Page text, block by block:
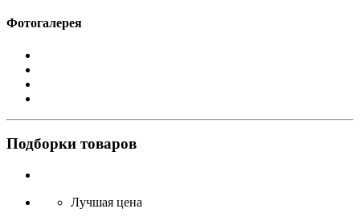
Фотогалерея
Подборки товаров